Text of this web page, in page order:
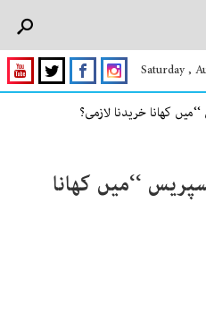
Saturday ,
کھانا خریدنا لازمی؟
‘‘میں کھانا